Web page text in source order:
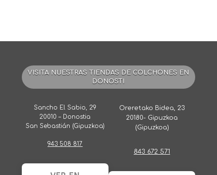
VISITA NUESTRAS TIENDAS DE COLCHONES EN
DONOSTI
Sancho El Sabio, 29
20010 – Donostia
San Sebastián (Gipuzkoa)
943 508 817
Oreretako Bidea, 23
20180- Gipuzkoa
(Gipuzkoa)
843 672 571